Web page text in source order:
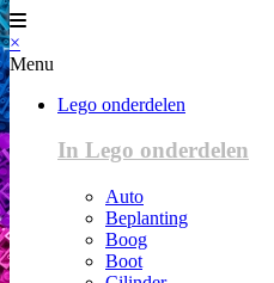
×
Menu
Lego onderdelen
In Lego onderdelen
Auto
Beplanting
Boog
Boot